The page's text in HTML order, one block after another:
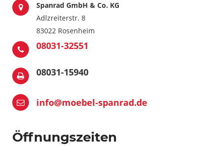
Spanrad GmbH & Co. KG
Adlzreiterstr. 8
83022 Rosenheim
08031-32551
08031-15940
info@moebel-spanrad.de
Öffnungszeiten